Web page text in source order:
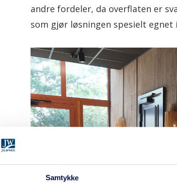
Samtykke
andre fordeler, da overflaten er
som gjør løsningen spesielt egnet